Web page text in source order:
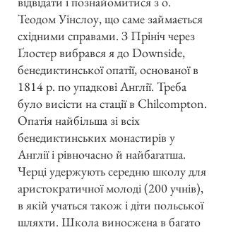
Теодом Уінслоу, що саме займається
східними справами. З Прініч через
Ґлостер вибрався я до Downside,
бенедиктинської опатії, основаної в
1814 р. по упадкові Англії. Треба
було висісти на стації в Chilcompton.
Опатія найбільша зі всіх
бенедиктинських монастирів у
Англії і рівночасно й найбагатша.
Черці удержують середню школу для
аристократичної молоді (200 учнів),
в якій учаться також і діти польської
шляхти. Школа виносжена в багато